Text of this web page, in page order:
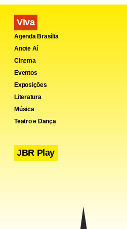
Facebook
Viva
Agenda Brasília
Anote Aí
Cinema
Eventos
Exposições
Literatura
Música
Teatro e Dança
JBR Play